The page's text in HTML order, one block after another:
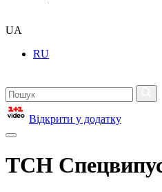
UA
RU
Відкрити у додатку
ТСН